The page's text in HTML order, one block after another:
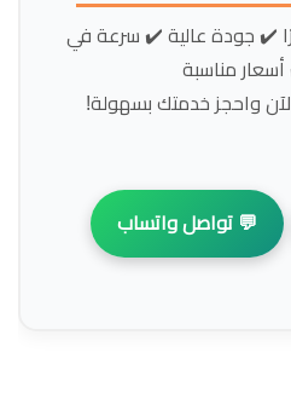
✔️ جودة عالية ✔️ سرعة في
أسعار مناسبة
واحجز خدمتك بسهولة!
💬 تواصل واتساب